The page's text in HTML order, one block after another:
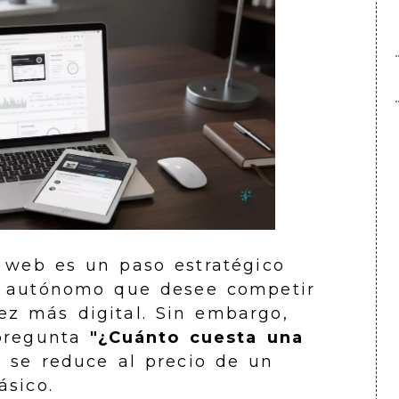
es un paso estratégico
que desee competir
más digital. Sin embargo,
"¿Cuánto cuesta una
se reduce al precio de un